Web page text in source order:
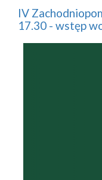
IV
17.30 - wstęp